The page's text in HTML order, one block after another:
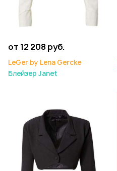
от 12 208 руб.
LeGer by Lena Gercke
Блейзер Janet